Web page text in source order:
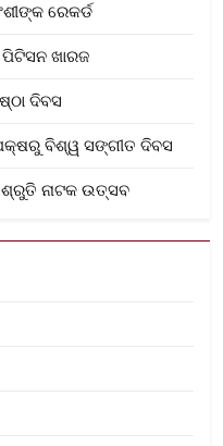
ରେକର୍ଡ
ଖାରଜ
ଦିବସ
ବିଶ୍ୱ ସଙ୍ଗୀତ ଦିବସ
ଶ୍ରୁତି ନାଟକ ଉତ୍ସବ